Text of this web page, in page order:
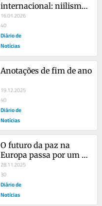
internacional: niilismo
ou otimismo?
16.01.2026
40
Diário de
Notícias
Anotações de fim de ano
19.12.2025
40
Diário de
Notícias
O futuro da paz na
Europa passa por um
reequilíbrio de forças
28.11.2025
30
Diário de
Notícias